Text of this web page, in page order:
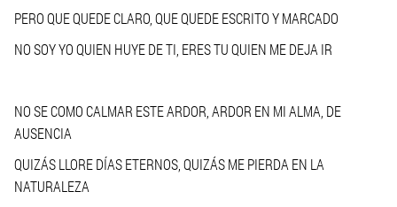
PERO QUE QUEDE CLARO, QUE QUEDE ESCRITO Y MARCADO
NO SOY YO QUIEN HUYE DE TI, ERES TU QUIEN ME DEJA IR
NO SE COMO CALMAR ESTE ARDOR, ARDOR EN MI ALMA, DE
AUSENCIA
QUIZÁS LLORE DÍAS ETERNOS, QUIZÁS ME PIERDA EN LA
NATURALEZA
VISITA EL SITIO WEB